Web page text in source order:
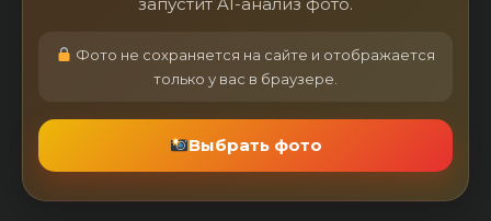
Фото не сохраняется на сайте и отображается
только у вас в браузере.
Выбрать фото